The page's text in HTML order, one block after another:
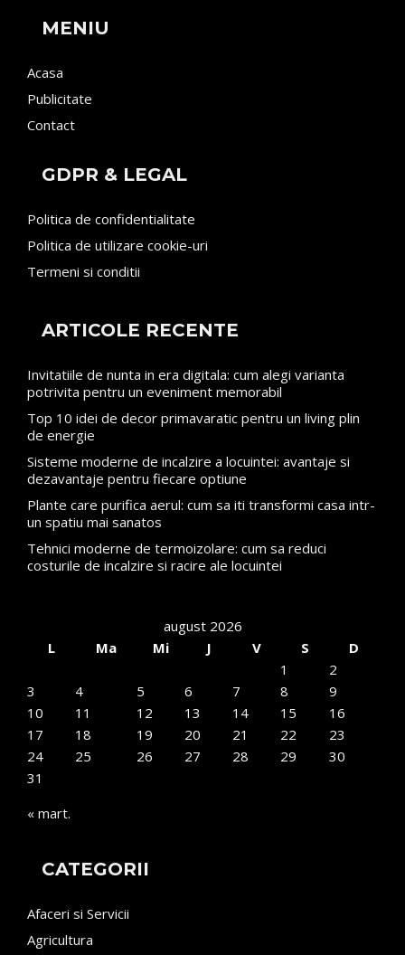
MENIU
Acasa
Publicitate
Contact
GDPR & LEGAL
Politica de confidentialitate
Politica de utilizare cookie-uri
Termeni si conditii
ARTICOLE RECENTE
Invitatiile de nunta in era digitala: cum alegi varianta
potrivita pentru un eveniment memorabil
Top 10 idei de decor primavaratic pentru un living plin
de energie
Sisteme moderne de incalzire a locuintei: avantaje si
dezavantaje pentru fiecare optiune
Plante care purifica aerul: cum sa iti transformi casa intr-
un spatiu mai sanatos
Tehnici moderne de termoizolare: cum sa reduci
costurile de incalzire si racire ale locuintei
august 2026
L
Ma Mi J V S
D
1
2
3
4 5 6 7 8
9
10
11 12 13 14 15
16
17
18 19 20 21 22
23
24
25 26 27 28 29
30
31
« mart.
CATEGORII
Afaceri si Servicii
Agricultura